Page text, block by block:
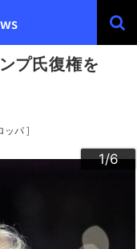
プ氏復権を
ッパ ]
1/6
2/6
3/6
4/6
5/6
6/6